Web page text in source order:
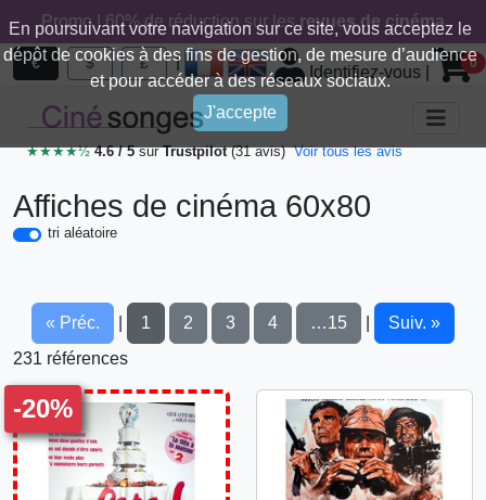
En poursuivant votre navigation sur ce site, vous acceptez le
dépôt de cookies à des fins de gestion, de mesure d’audience
et pour accéder à des réseaux sociaux.
J'accepte
Promo ! 60% de réduction sur lesrevues de cinéma
€ $ £ |
Identifiez-vous 0
★★★★½4.6 / 5surTrustpilot(31 avis) Voir tous les avis
Affiches de cinéma 60x80
tri aléatoire
« Préc. 1 2 3 4 …15
Suiv. »
231 références
-20%